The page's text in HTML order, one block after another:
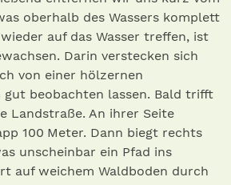
oberhalb des Wassers komplett
auf das Wasser treffen, ist
Darin verstecken sich
von einer hölzernen
beobachten lassen. Bald trifft
Landstraße. An ihrer Seite
100 Meter. Dann biegt rechts
unscheinbar ein Pfad ins
auf weichem Waldboden durch